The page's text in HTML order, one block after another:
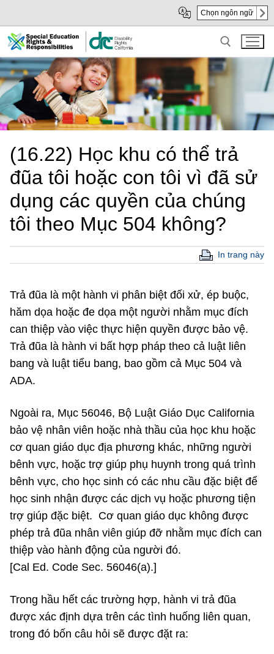
Main
Content
sub
navigation
Chọn ngôn ngữ
Search for:
(16.22) Học khu có thể trả
đũa tôi hoặc con tôi vì đã sử
dụng các quyền của chúng
tôi theo Mục 504 không?
In trang này
Trả đũa là một hành vi phân biệt đối xử, ép buộc,
hăm dọa hoặc đe dọa một người nhằm mục đích
can thiệp vào việc thực hiện quyền được bảo vệ.
Trả đũa là hành vi bất hợp pháp theo cả luật liên
bang và luật tiểu bang, bao gồm cả Mục 504 và
ADA.
Ngoài ra, Mục 56046, Bộ Luật Giáo Dục California
bảo vệ nhân viên hoặc nhà thầu của học khu hoặc
cơ quan giáo dục địa phương khác, những người
bênh vực, hoặc trợ giúp phụ huynh trong quá trình
bênh vực, cho học sinh có các nhu cầu đặc biệt để
học sinh nhận được các dịch vụ hoặc phương tiện
trợ giúp đặc biệt. Cơ quan giáo dục không được
phép trả đũa nhân viên giúp đỡ nhằm mục đích can
thiệp vào hành động của người đó.
[Cal Ed. Code Sec. 56046(a).]
Trong hầu hết các trường hợp, hành vi trả đũa
được xác định dựa trên các tình huống liên quan,
trong đó bốn câu hỏi sẽ được đặt ra: